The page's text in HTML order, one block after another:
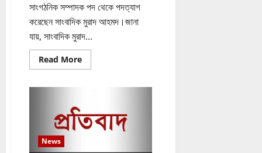
সাংগঠনিক সম্পাদক পদ থেকে পদত্যাগ
করেছেন সাংবাদিক মুরাদ আহমদ।জানা
যায়, সাংবাদিক মুরাদ...
Read MoreRead
more
করলেন
সাংবাদিক
মুরাদ
News